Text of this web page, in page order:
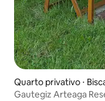
Quarto privativo ⋅
Gautegiz Arteaga